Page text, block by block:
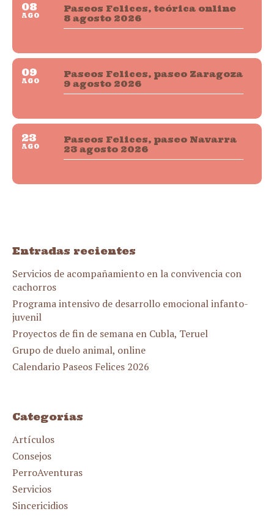
08
AGO
Paseos Felices, teórica online
8 agosto 2026
09
AGO
Paseos Felices, paseo Zaragoza
9 agosto 2026
23
AGO
Paseos Felices, paseo Navarra
23 agosto 2026
Entradas recientes
Servicios de acompañamiento en la convivencia con
cachorros
Programa intensivo de desarrollo emocional infanto-
juvenil
Proyectos de fin de semana en Cubla, Teruel
Grupo de duelo animal, online
Calendario Paseos Felices 2026
Categorías
Artículos
Consejos
PerroAventuras
Servicios
Sincericidios